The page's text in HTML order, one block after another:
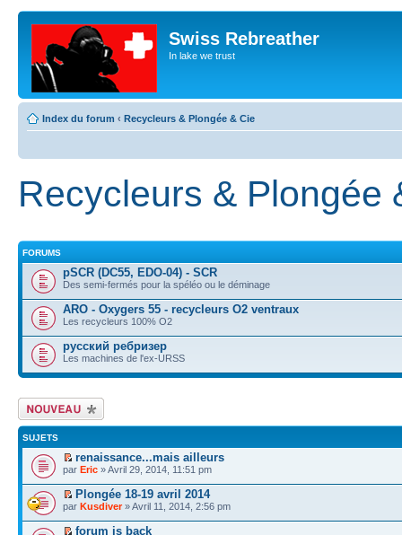
Swiss Rebreather
In lake we trust
Index du forum ‹ Recycleurs & Plongée & Cie
Recycleurs & Plongée
FORUMS
pSCR (DC55, EDO-04) - SCR
Des semi-fermés pour la spéléo ou le déminage
ARO - Oxygers 55 - recycleurs O2 ventraux
Les recycleurs 100% O2
русский ребризер
Les machines de l'ex-URSS
Écrire un nouveau
sujet
SUJETS
renaissance...mais ailleurs
par Eric » Avril 29, 2014, 11:51 pm
Plongée 18-19 avril 2014
par Kusdiver» Avril 11, 2014, 2:56 pm
forum is back